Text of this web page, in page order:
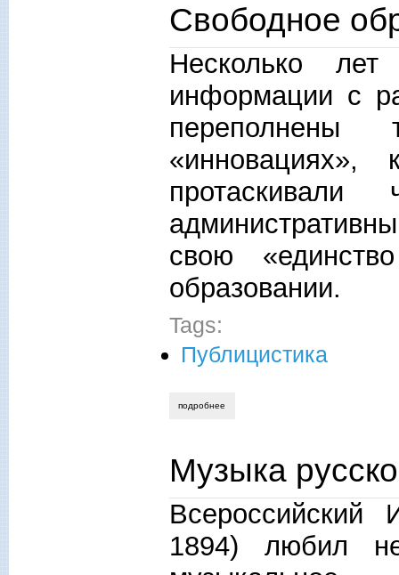
Свободное
Несколько
информации с
переполнены
«инновациях»,
свою
образовании.
Tags:
Публицистика
подробнее
Музыка
1894) любил